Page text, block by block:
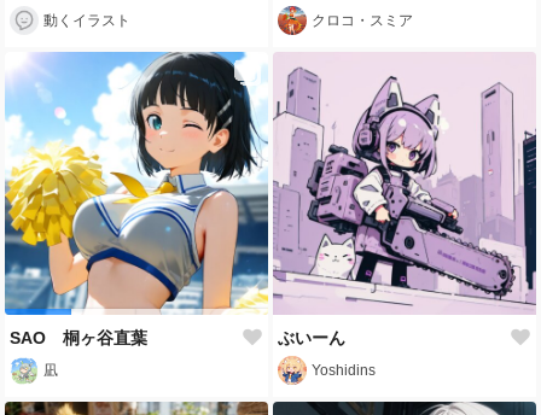
動くイラスト クロコ・スミア
SAO 桐ヶ谷直葉
凪
ぶいーん
Yoshidins